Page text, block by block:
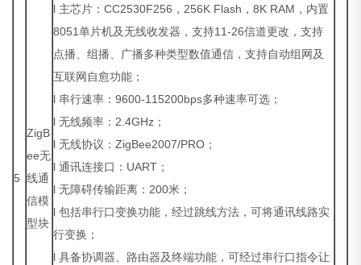
5
ZigB
ee无
线通
信模
型块
l 主芯片：CC2530F256，256K Flash，8K RAM，内置
8051单片机及无线收发器，支持11-26信道更改，支持
点播、组播、广播多种类型数值通信，支持自动组网及
互联网自愈功能；
l 串行速率：9600-115200bps多种速率可选；
l 无线频率：2.4GHz；
l 无线协议：ZigBee2007/PRO；
l 通讯连接口：UART；
l 无障碍传输距离：200米；
l 包括串行口变换功能，经过跳线方法，可将通讯线路实
行变换；
l 具备协调器、路由器及终端功能，可经过串行口指令让